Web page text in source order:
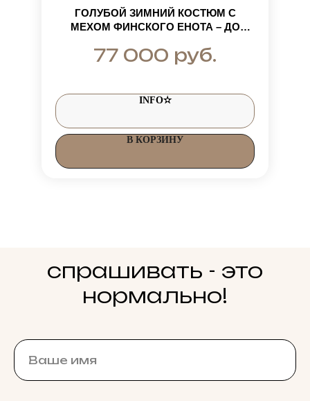
ГОЛУБОЙ ЗИМНИЙ КОСТЮМ С
МЕХОМ ФИНСКОГО ЕНОТА – ДО
77 000 руб.
INFO✫
В КОРЗИНУ
спрашивать - это
нормально!